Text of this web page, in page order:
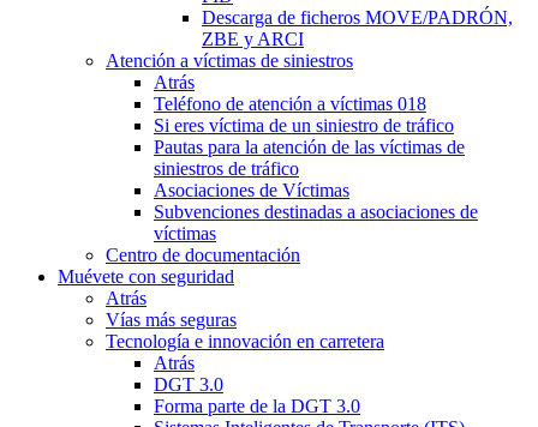
Descarga de ficheros MOVE/PADRÓN,
ZBE y ARCI
Atención a víctimas de siniestros
Atrás
Teléfono de atención a víctimas 018
Si eres víctima de un siniestro de tráfico
Pautas para la atención de las víctimas de
siniestros de tráfico
Asociaciones de Víctimas
Subvenciones destinadas a asociaciones de
víctimas
Centro de documentación
Muévete con seguridad
Atrás
Vías más seguras
Tecnología e innovación en carretera
Atrás
DGT 3.0
Forma parte de la DGT 3.0